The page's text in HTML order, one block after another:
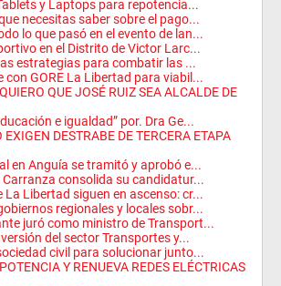
y Laptops para repotencia...
necesitas saber sobre el pago...
lo que pasó en el evento de lan...
en el Distrito de Victor Larc...
estrategias para combatir las ...
con GORE La Libertad para viabil...
QUE JOSÉ RUIZ SEA ALCALDE DE
e igualdad” por. Dra Ge...
EXIGEN DESTRABE DE TERCERA ETAPA
en Anguía se tramitó y aprobó e...
Carranza consolida su candidatur...
La Libertad siguen en ascenso: cr...
regionales y locales sobr...
juró como ministro de Transport...
del sector Transportes y...
civil para solucionar junto...
Y RENUEVA REDES ELÉCTRICAS